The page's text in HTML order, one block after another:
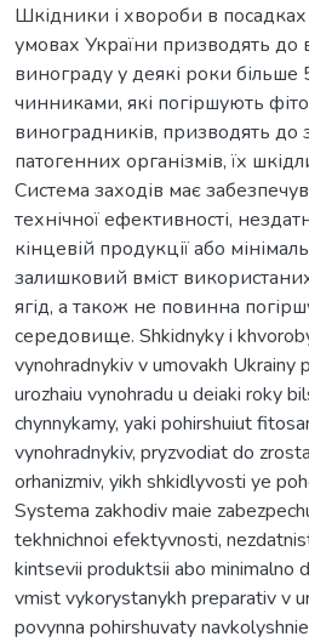
Шкідники і хвороби в
умовах України призводять
винограду у деякі роки
чинниками, які погіршують
виноградників, призводять до
патогенних організмів, їх
Система заходів має
технічної ефективності,
кінцевій продукції або
залишковий вміст
ягід, а також не повинна
середовище. Shkidnyky i
vynohradnykiv v umovakh Ukrainy
urozhaiu vynohradu u deiaki roky
chynnykamy, yaki pohirshuiut
vynohradnykiv, pryzvodiat do
orhanizmiv, yikh shkidlyvosti ye
Systema zakhodiv maie
tekhnichnoi efektyvnosti,
kintsevii produktsii abo minimalno
vmist vykorystanykh preparativ v
povynna pohirshuvaty